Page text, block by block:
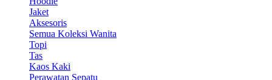
Jaket
Aksesoris
Semua Koleksi Wanita
Topi
Tas
Kaos Kaki
Perawatan Sepatu